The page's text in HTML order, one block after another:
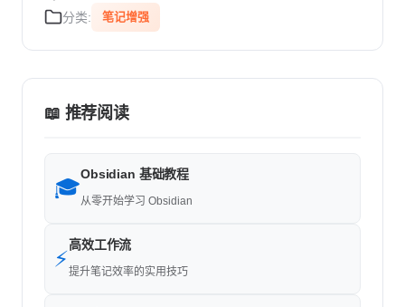
分类:
笔记增强
📖 推荐阅读
🎓
Obsidian 基础教程
从零开始学习 Obsidian
⚡
高效工作流
提升笔记效率的实用技巧